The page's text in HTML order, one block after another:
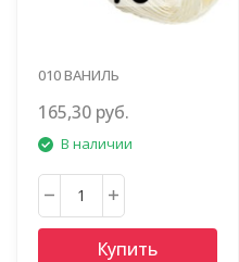
010 ВАНИЛЬ
165,30 руб.
В наличии
Купить